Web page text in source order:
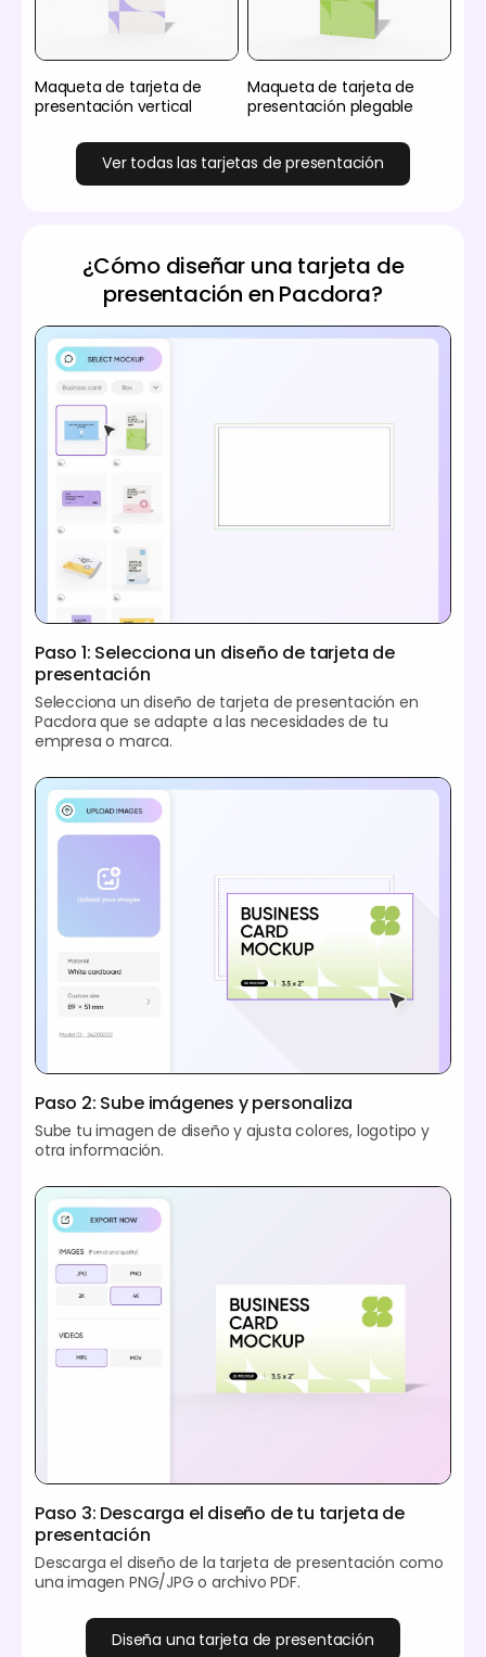
Maqueta de tarjeta de
presentación vertical
Maqueta de tarjeta de
presentación plegable
Ver todas las tarjetas de presentación
¿Cómo diseñar una tarjeta de
presentación en Pacdora?
Paso 1: Selecciona un diseño de tarjeta de
presentación
Selecciona un diseño de tarjeta de presentación en
Pacdora que se adapte a las necesidades de tu
empresa o marca.
Paso 2: Sube imágenes y personaliza
Sube tu imagen de diseño y ajusta colores, logotipo y
otra información.
Paso 3: Descarga el diseño de tu tarjeta de
presentación
Descarga el diseño de la tarjeta de presentación como
una imagen PNG/JPG o archivo PDF.
Diseña una tarjeta de presentación